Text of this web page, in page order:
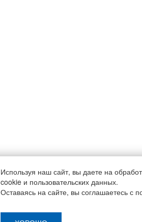
Используя наш сайт, вы даете на
cookie и пользовательских данных.
Оставаясь на сайте, вы соглашаетесь с